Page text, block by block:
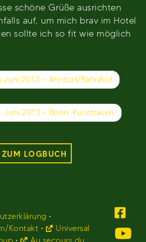
schöne Grüße ausrichten
auf, um mich brav im Hotel
sollte ich so fit wie möglich
2013 – Ahrdorf/Bahnhof
Juni 2013 – Bonn, Kunstrasen
ZUM LOGBUCH
•
Kontakt •
Universal